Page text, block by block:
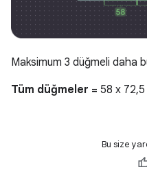
Maksimum 3 düğmeli daha
Tüm düğmeler = 58 x
Bu size